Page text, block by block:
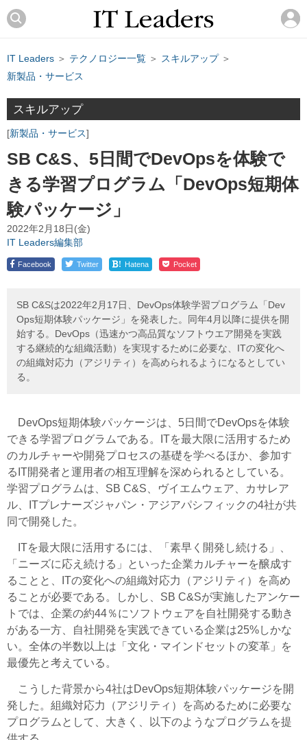
IT Leaders ＞ テクノロジー一覧 ＞ スキルアップ＞
新製品・サービス
スキルアップ
新製品・サービス
SB C&S、5日間でDevOpsを体験で
きる学習プログラム「DevOps短期体
験パッケージ」
2022年2月18日(金)
IT Leaders編集部
Facebook Twitter ! Hatena Pocket
SB C&Sは2022年2月17日、DevOps体験学習プログラム「Dev
Ops短期体験パッケージ」を発表した。同年4月以降に提供を開
始する。DevOps（迅速かつ高品質なソフトウエア開発を実践
する継続的な組織活動）を実現するために必要な、ITの変化へ
の組織対応力（アジリティ）を高められるようになるとしてい
る。
DevOps短期体験パッケージは、5日間でDevOpsを体験
できる学習プログラムである。ITを最大限に活用するため
のカルチャーや開発プロセスの基礎を学べるほか、参加す
るIT開発者と運用者の相互理解を深められるとしている。
学習プログラムは、SB C&S、ヴイエムウェア、カサレア
ル、ITプレナーズジャパン・アジアパシフィックの4社が共
同で開発した。
ITを最大限に活用するには、「素早く開発し続ける」、
「ニーズに応え続ける」といった企業カルチャーを醸成す
ることと、ITの変化への組織対応力（アジリティ）を高め
ることが必要である。しかし、SB C&Sが実施したアンケー
トでは、企業の約44％にソフトウェアを自社開発する動き
がある一方、自社開発を実践できている企業は25%しかな
い。全体の半数以上は「文化・マインドセットの変革」を
最優先と考えている。
こうした背景から4社はDevOps短期体験パッケージを開
発した。組織対応力（アジリティ）を高めるために必要な
プログラムとして、大きく、以下のようなプログラムを提